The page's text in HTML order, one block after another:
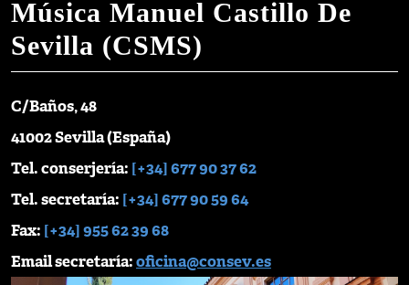
Música Manuel Castillo De
Sevilla (CSMS)
C/Baños, 48
41002 Sevilla (España)
Tel. conserjería: [+34] 677 90 37 62
Tel. secretaría: [+34] 677 90 59 64
Fax: [+34] 955 62 39 68
Email secretaría:oficina@consev.es